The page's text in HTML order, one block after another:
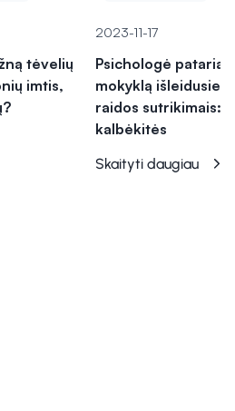
tėvelių
imtis,
2023-11-17
Psichologė pataria
mokyklą
raidos sutrikimais:
kalbėkitės
Skaityti daugiau